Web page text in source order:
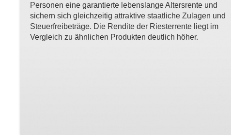
Personen eine garantierte lebenslange Altersrente und
sichern sich gleichzeitig attraktive staatliche Zulagen und
Steuerfreibeträge. Die Rendite der Riesterrente liegt im
Vergleich zu ähnlichen Produkten deutlich höher.